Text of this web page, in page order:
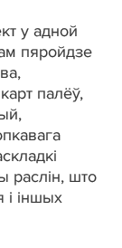
у адной
пяройдзе
палёў,
раслін, што
і іншых